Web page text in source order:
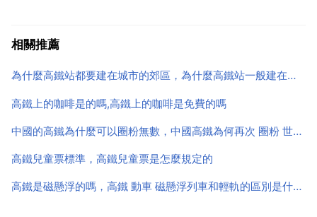
口很多，你要在出發火車站的檢票口5檢票進站上車 在
相關推薦
為什麼高鐵站都要建在城市的郊區，為什麼高鐵站一般建在離市區偏遠的地方？
高鐵上的咖啡是的嗎,高鐵上的咖啡是免費的嗎
中國的高鐵為什麼可以圈粉無數，中國高鐵為何再次 圈粉 世界？
高鐵兒童票標準，高鐵兒童票是怎麼規定的
高鐵是磁懸浮的嗎，高鐵 動車 磁懸浮列車和輕軌的區別是什麼？